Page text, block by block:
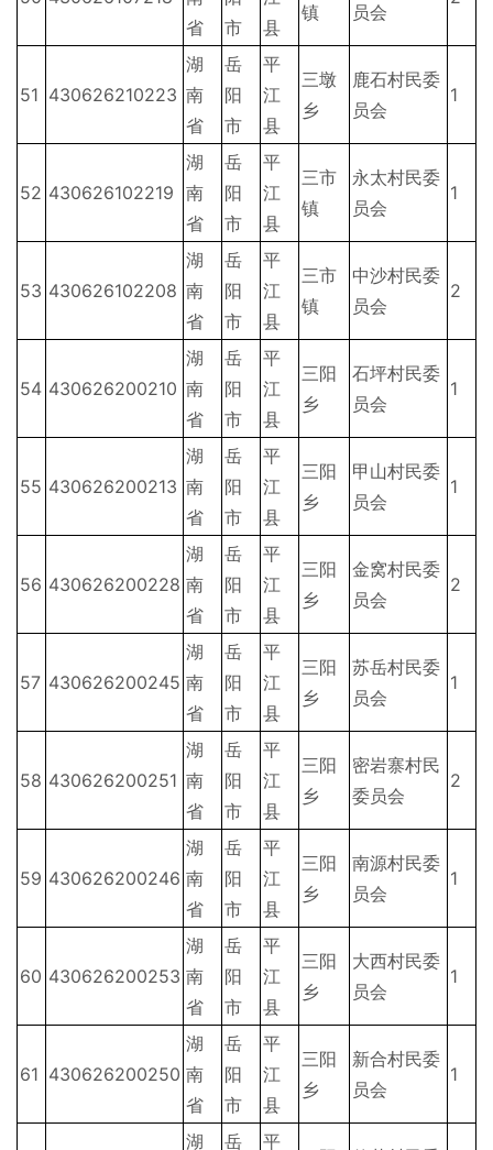
省
市
县
镇
员会
51 430626210223
湖
南
省
岳
阳
市
平
江
县
三墩
乡
鹿石村民委
员会
1
52 430626102219
湖
南
省
岳
阳
市
平
江
县
三市
镇
永太村民委
员会
1
53 430626102208
湖
南
省
岳
阳
市
平
江
县
三市
镇
中沙村民委
员会
2
54 430626200210
湖
南
省
岳
阳
市
平
江
县
三阳
乡
石坪村民委
员会
1
55 430626200213
湖
南
省
岳
阳
市
平
江
县
三阳
乡
甲山村民委
员会
1
56 430626200228
湖
南
省
岳
阳
市
平
江
县
三阳
乡
金窝村民委
员会
2
57 430626200245
湖
南
省
岳
阳
市
平
江
县
三阳
乡
苏岳村民委
员会
1
58 430626200251
湖
南
省
岳
阳
市
平
江
县
三阳
乡
密岩寨村民
委员会
2
59 430626200246
湖
南
省
岳
阳
市
平
江
县
三阳
乡
南源村民委
员会
1
60 430626200253
湖
南
省
岳
阳
市
平
江
县
三阳
乡
大西村民委
员会
1
61 430626200250
湖
南
省
岳
阳
市
平
江
县
三阳
乡
新合村民委
员会
1
湖 岳 平